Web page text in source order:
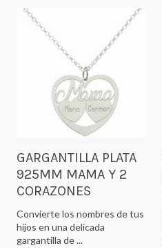
GARGANTILLA PLATA
925MM MAMA Y 2
CORAZONES
Convierte los nombres de tus
hijos en una delicada
gargantilla de ...